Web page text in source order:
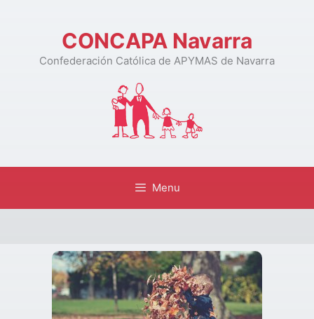
CONCAPA Navarra
Confederación Católica de APYMAS de Navarra
Menu